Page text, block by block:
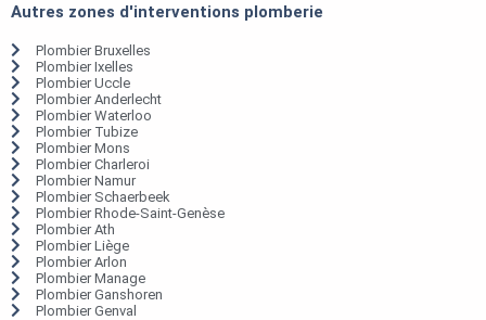
Autres zones d'interventions plomberie
Plombier Bruxelles
Plombier Ixelles
Plombier Uccle
Plombier Anderlecht
Plombier Waterloo
Plombier Tubize
Plombier Mons
Plombier Charleroi
Plombier Namur
Plombier Schaerbeek
Plombier Rhode-Saint-Genèse
Plombier Ath
Plombier Liège
Plombier Arlon
Plombier Manage
Plombier Ganshoren
Plombier Genval